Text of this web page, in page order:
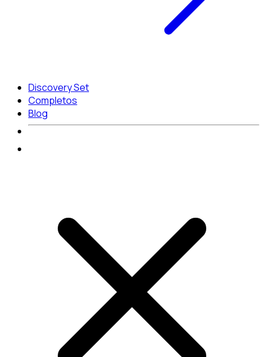
Discovery Set
Completos
Blog